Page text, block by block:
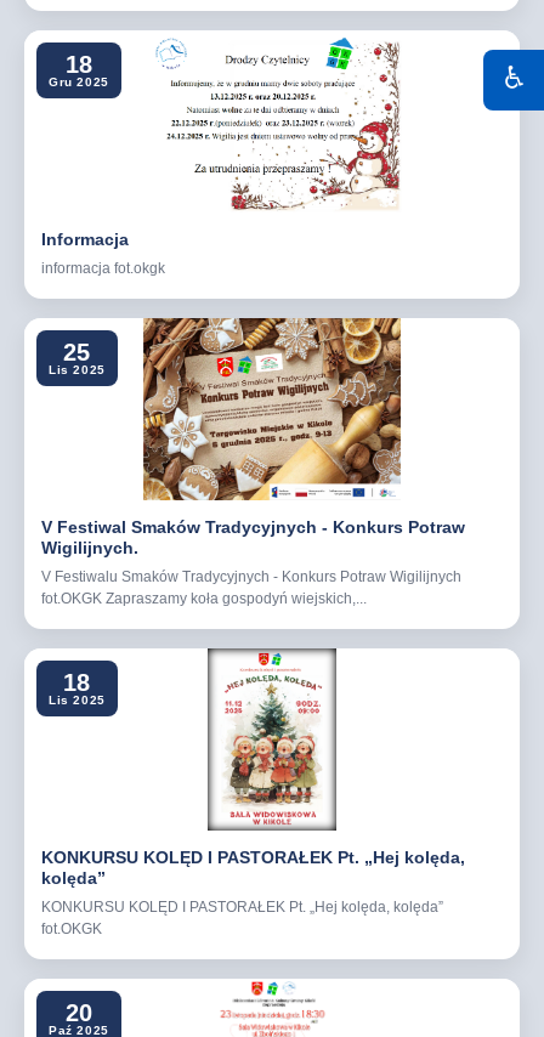
♿
18
Gru 2025
Informacja
informacja fot.okgk
25
Lis 2025
V Festiwal Smaków Tradycyjnych - Konkurs Potraw
Wigilijnych.
V Festiwalu Smaków Tradycyjnych - Konkurs Potraw Wigilijnych
fot.OKGK Zapraszamy koła gospodyń wiejskich,...
18
Lis 2025
KONKURSU KOLĘD I PASTORAŁEK Pt. „Hej kolęda,
kolęda”
KONKURSU KOLĘD I PASTORAŁEK Pt. „Hej kolęda, kolęda”
fot.OKGK
20
Paź 2025